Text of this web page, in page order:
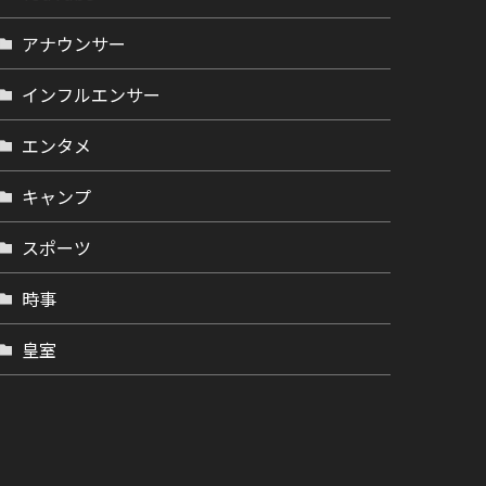
アナウンサー
インフルエンサー
エンタメ
キャンプ
スポーツ
時事
皇室